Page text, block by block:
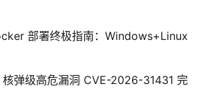
部署终极指南：Windows+Linux
核弹级高危漏洞 CVE-2026-31431 完